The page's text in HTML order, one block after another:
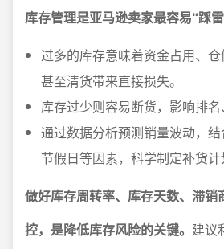
库存管理是亚马逊卖家最容易“踩雷
过多的库存意味着资金占用、
甚至清货带来直接损失。
库存过少则容易断货，影响排名
通过数据分析预测销量波动，结
节假日等因素，科学制定补货计
做好库存周转率、库存天数、滞销
控，是降低库存风险的关键。 建议